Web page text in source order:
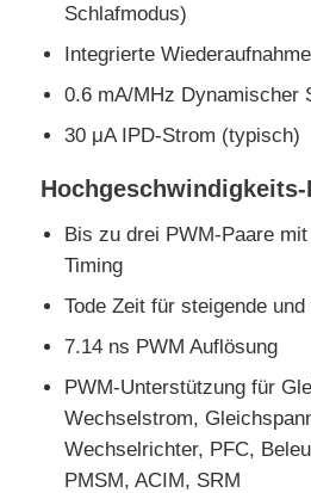
GPS-Module
Hochfrequenzmodul
Leistungsmodul
Halbleiterrelais
Kommunikations-Antenne
Schlafmodus)
Integrierte
0.6 mA/MHz Dynamischer
30 μA IPD-Strom (typisch)
Hochgeschwindigkeits-
Bis zu drei PWM-Paare
Timing
Tode Zeit für steigende
7.14 ns PWM Auflösung
PWM-Unterstützung für
Wechselstrom,
Wechselrichter, PFC,
PMSM, ACIM, SRM